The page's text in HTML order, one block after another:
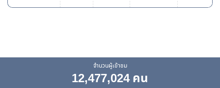
จำนวนผู้เข้าชม
12,477,024 คน